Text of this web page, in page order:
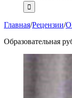
Главная/Рецензии/
Образовательная